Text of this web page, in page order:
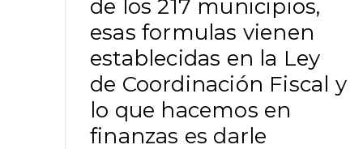
de los 217 municipios,
esas formulas vienen
establecidas en la Ley
de Coordinación Fiscal y
lo que hacemos en
finanzas es darle